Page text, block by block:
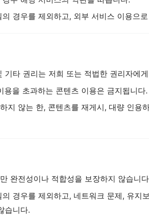
경우를 제외하고, 외부 서비스 이용으
기타 권리는 저희 또는 적법한 권리자에
용을 초과하는 콘텐츠 이용은 금지됩니다.
지 않는 한, 콘텐츠를 재게시, 대량 인용
완전성이나 적합성을 보장하지 않습니
경우를 제외하고, 네트워크 문제, 유지
습니다.